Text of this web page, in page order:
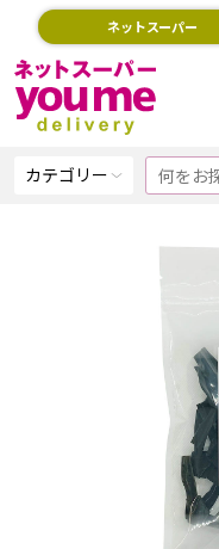
ネットスーパー
カテゴリー